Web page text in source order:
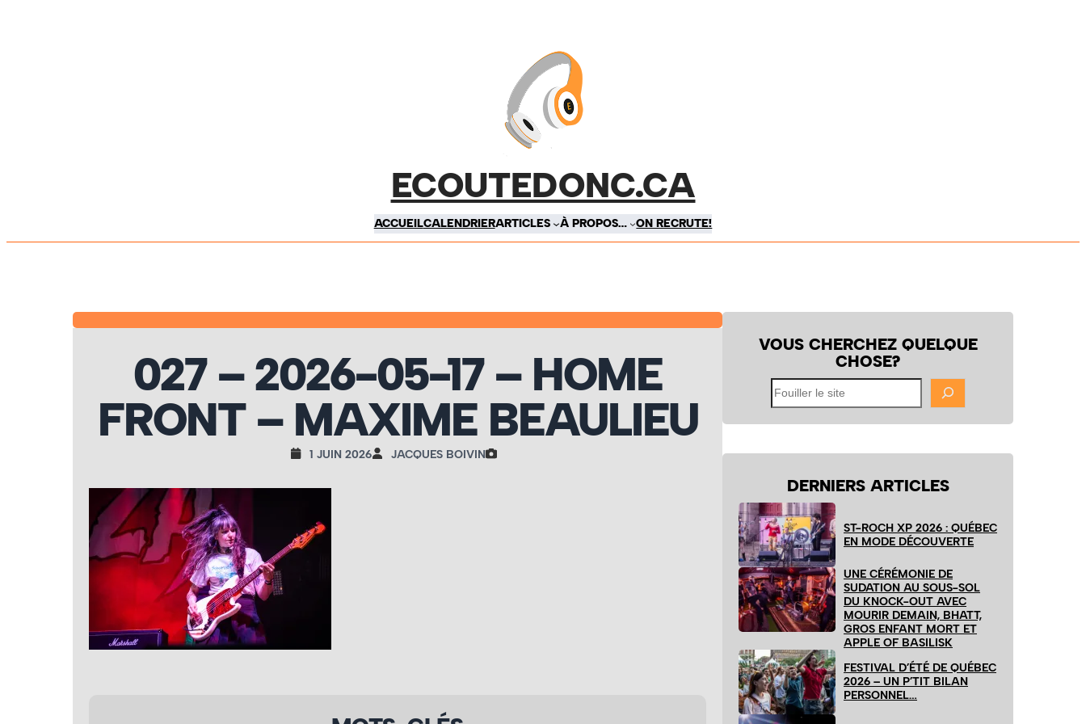
ECOUTEDONC.CA
ACCUEILCALENDRIERARTICLES À PROPOS… ON RECRUTE!
027 – 2026-05-17 – HOME
FRONT – MAXIME BEAULIEU
1 JUIN 2026 JACQUES BOIVIN
VOUS CHERCHEZ QUELQUE
CHOSE?
Fouiller
le
site
DERNIERS ARTICLES
ST-ROCH XP 2026 : QUÉBEC
EN MODE DÉCOUVERTE
UNE CÉRÉMONIE DE
SUDATION AU SOUS-SOL
DU KNOCK-OUT AVEC
MOURIR DEMAIN, BHATT,
GROS ENFANT MORT ET
APPLE OF BASILISK
FESTIVAL D’ÉTÉ DE QUÉBEC
2026 – UN P’TIT BILAN
PERSONNEL…